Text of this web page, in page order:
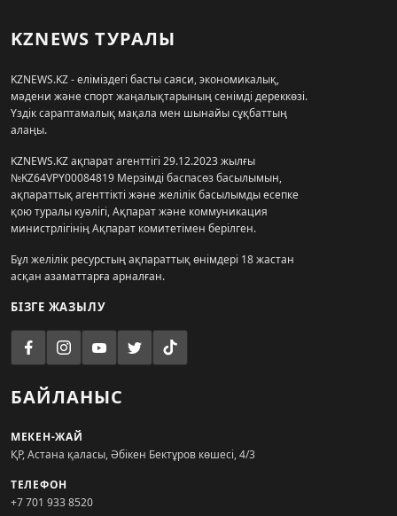
KZNEWS ТУРАЛЫ
KZNEWS.KZ - еліміздегі басты саяси, экономикалық,
мәдени және спорт жаңалықтарының сенімді дереккөзі.
Үздік сараптамалық мақала мен шынайы сұқбаттың
алаңы.
KZNEWS.KZ ақпарат агенттігі 29.12.2023 жылғы
№KZ64VPY00084819 Мерзімді баспасөз басылымын,
ақпараттық агенттікті және желілік басылымды есепке
қою туралы куәлігі, Ақпарат және коммуникация
министрлігінің Ақпарат комитетімен берілген.
Бұл желілік ресурстың ақпараттық өнімдері 18 жастан
асқан азаматтарға арналған.
БІЗГЕ ЖАЗЫЛУ
БАЙЛАНЫС
МЕКЕН-ЖАЙ
ҚР, Астана қаласы, Әбікен Бектұров көшесі, 4/3
ТЕЛЕФОН
+7 701 933 8520